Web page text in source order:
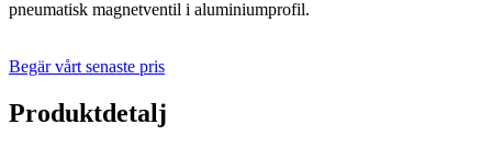
pneumatisk magnetventil i aluminiumprofil.
Begär vårt senaste pris
Produktdetalj